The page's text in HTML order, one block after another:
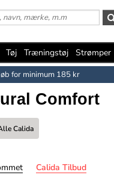
Tøj Træningstøj Strømper
for minimum 185 kr
Comfort
Calida
Calida Tilbud